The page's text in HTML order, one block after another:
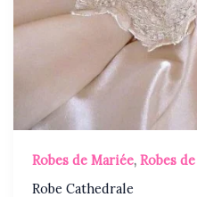
Robes de Mariée,Robes
Robe Cathedrale